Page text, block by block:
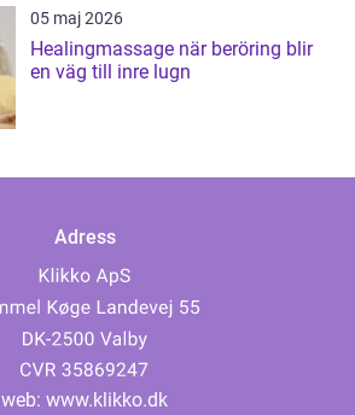
05 maj 2026
Healingmassage när beröring blir
en väg till inre lugn
Adress
web: www.klikko.dk